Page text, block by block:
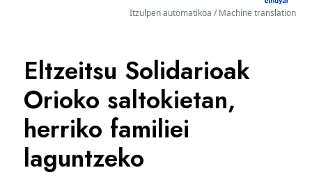
Itzulpen automatikoa / Machine translation
Eltzeitsu Solidarioak
Orioko saltokietan,
herriko familiei
laguntzeko